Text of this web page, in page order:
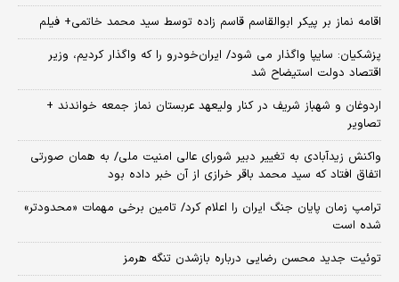
اقامه نماز بر پیکر ابوالقاسم قاسم زاده توسط سید محمد خاتمی+ فیلم
پزشکیان: سایپا واگذار می شود/ ایران‌خودرو را که واگذار کردیم، وزیر
اقتصاد دولت استیضاح شد
اردوغان و شهباز شریف در کنار ولیعهد عربستان نماز جمعه خواندند +
تصاویر
واکنش زیدآبادی به تغییر دبیر شورای عالی امنیت ملی/ به همان صورتی
اتفاق افتاد که سید محمد باقر خرازی از آن خبر داده بود
ترامپ زمان پایان جنگ ایران را اعلام کرد/ تامین برخی مهمات «محدودتر»
شده است
توئیت جدید محسن رضایی درباره بازشدن تنگه هرمز